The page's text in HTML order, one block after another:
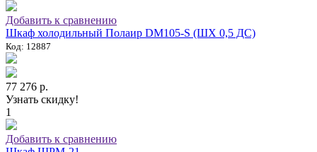
Добавить к сравнению
Шкаф холодильный Полаир DM105-S (ШХ 0,5 ДС)
Код: 12887
77 276 р.
Узнать скидку!
1
Добавить к сравнению